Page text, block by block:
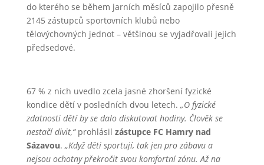
do kterého se během jarních měsíců zapojilo přesně
2145 zástupců sportovních klubů nebo
tělovýchovných jednot – většinou se vyjadřovali jejich
předsedové.
67 % z nich uvedlo zcela jasné zhoršení fyzické
kondice dětí v posledních dvou letech. „O fyzické
zdatnosti dětí by se dalo diskutovat hodiny. Člověk se
nestačí divit,“prohlásil zástupce FC Hamry nad
Sázavou. „Když děti sportují, tak jen pro zábavu a
nejsou ochotny překročit svou komfortní zónu. Až na